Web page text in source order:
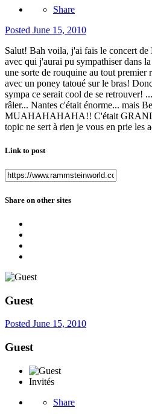
Share
Posted June 15, 2010
Salut! Bah voila, j'ai fais le concert de
avec qui j'aurai pu sympathiser dans
une sorte de rouquine au tout premier
avec un poney tatoué sur le bras!
sympa ce serait cool de se retrouver!
râler... Nantes c'était énorme... mais
MUAHAHAHAHA!! C'était
topic ne sert à rien je vous en prie les
Link to post
Share on other sites
Guest
Posted June 15, 2010
Guest
Invités
Share